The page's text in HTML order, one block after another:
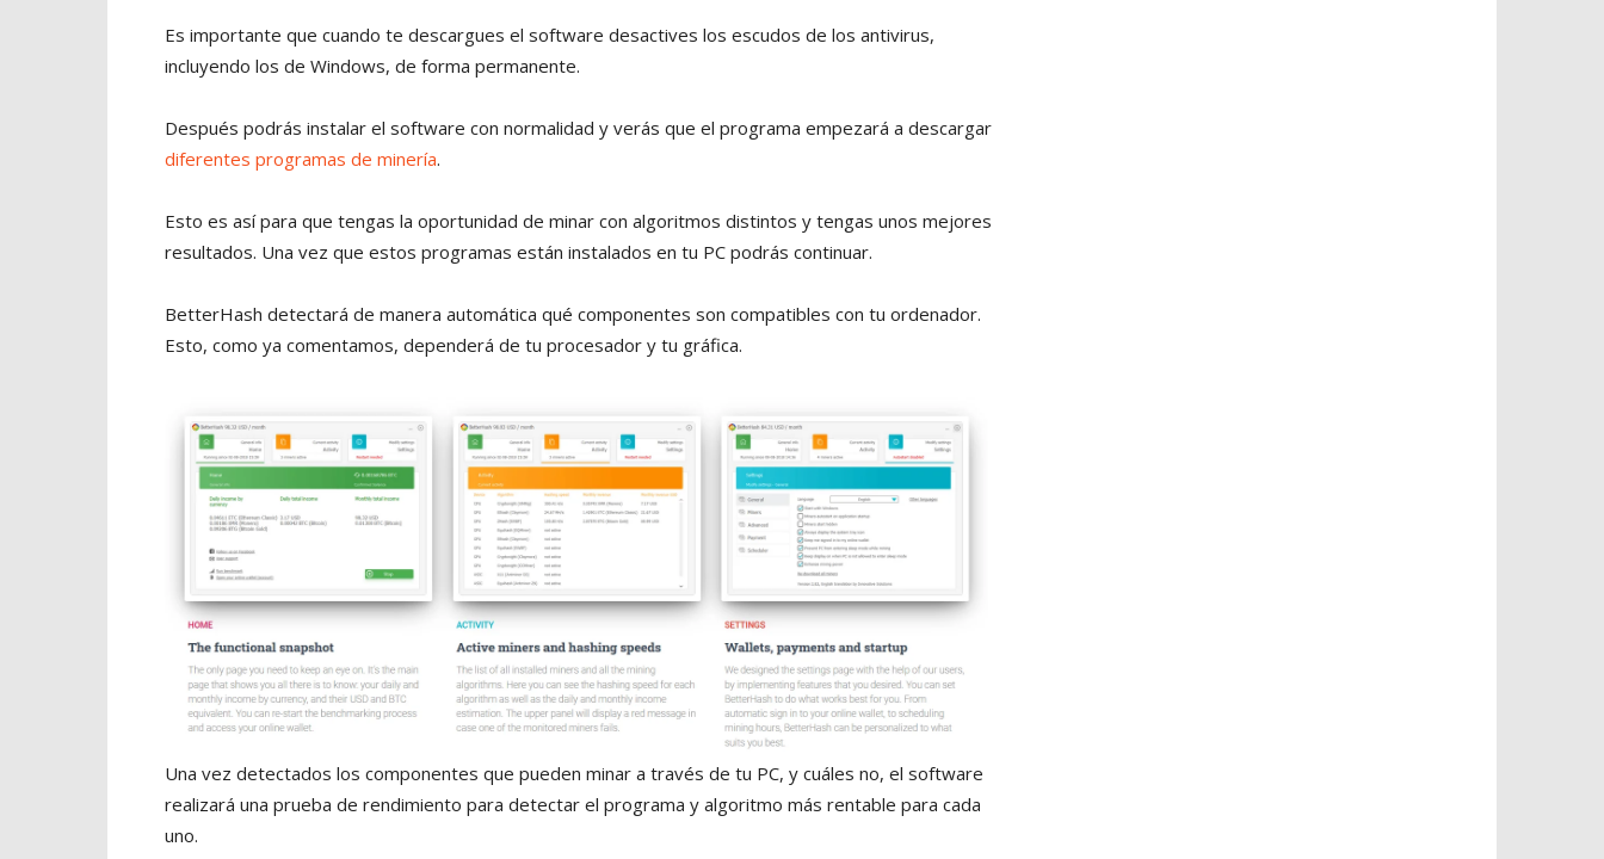
Es importante que cuando te descargues el software desactives los escudos de los antivirus,
incluyendo los de Windows, de forma permanente.
Después podrás instalar el software con normalidad y verás que el programa empezará a descargar
diferentes programas de minería.
Esto es así para que tengas la oportunidad de minar con algoritmos distintos y tengas unos mejores
resultados. Una vez que estos programas están instalados en tu PC podrás continuar.
BetterHash detectará de manera automática qué componentes son compatibles con tu ordenador.
Esto, como ya comentamos, dependerá de tu procesador y tu gráfica.
Una vez detectados los componentes que pueden minar a través de tu PC, y cuáles no, el software
realizará una prueba de rendimiento para detectar el programa y algoritmo más rentable para cada
uno.